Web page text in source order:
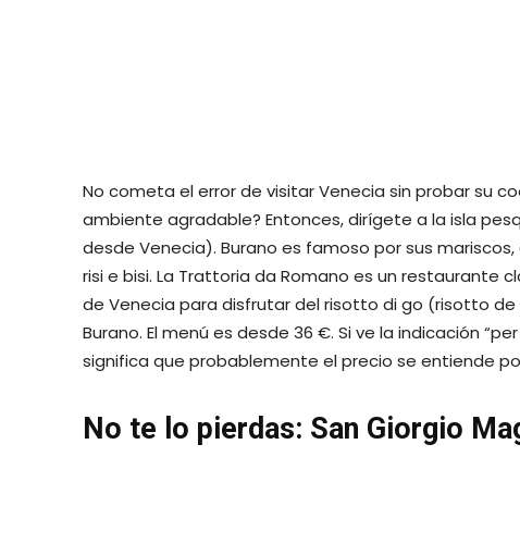
El puente de Dublín amaneció lleno
Cata de vinos y cichetti en
Los amantes del vino que visiten Venecia no
bar de vinos cerca del Rialto, que ofrece una buena
la región de Valpolicella. Pregunte por el menú